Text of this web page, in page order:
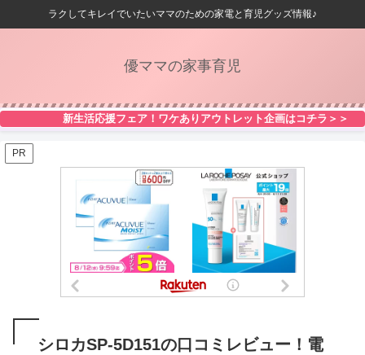
ラクしてキレイでいたいママのための家電と育児グッズ情報♪
優ママの家事育児
新生活応援フェア！ワケありアウトレット企画はコチラ＞＞
PR
シロカSP-5D151の口コミレビュー！電